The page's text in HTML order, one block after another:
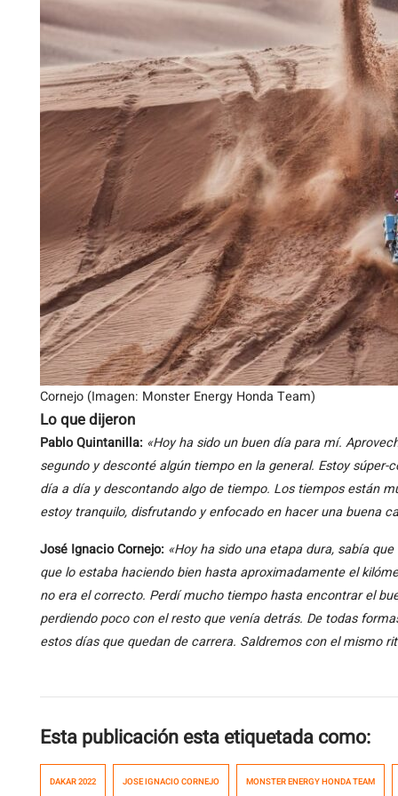
Cornejo (Imagen: Monster Energy Honda Team)
Lo que dijeron
Pablo Quintanilla: «Hoy ha sido un buen día para mí.
segundo y desconté algún tiempo en la general. Estoy
día a día y descontando algo de tiempo. Los tiempos están
estoy tranquilo, disfrutando y enfocado en hacer una buena
José Ignacio Cornejo: «Hoy ha sido una etapa dura, sabía
que lo estaba haciendo bien hasta aproximadamente el
no era el correcto. Perdí mucho tiempo hasta encontrar el
perdiendo poco con el resto que venía detrás. De todas
estos días que quedan de carrera. Saldremos con el mismo
Esta publicación esta etiquetada como:
DAKAR 2022 JOSE IGNACIO CORNEJO MONSTER ENERGY HONDA TEAM